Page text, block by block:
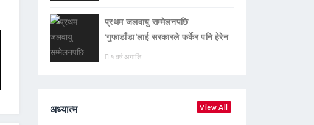
प्रथम जलवायु सम्मेलनपछि
‘गुफाडाँडा’लाई सरकारले फर्केर पनि हेरेन
१ वर्ष अगाडि
अध्यात्म View All